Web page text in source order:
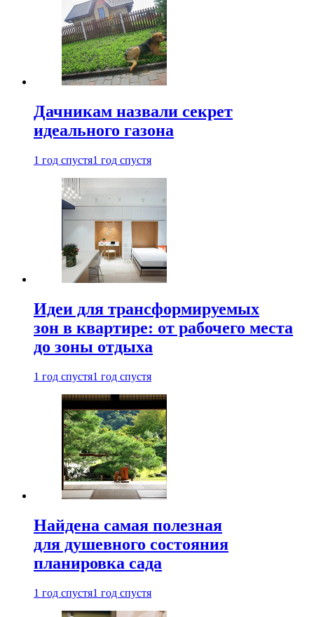
Дачникам назвали секрет
идеального газона
1 год спустя1 год спустя
Идеи для трансформируемых
зон в квартире: от рабочего места
до зоны отдыха
1 год спустя1 год спустя
Найдена самая полезная
для душевного состояния
планировка сада
1 год спустя1 год спустя